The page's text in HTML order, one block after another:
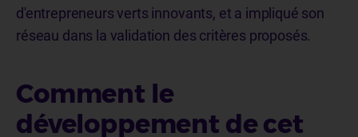
d'entrepreneurs verts innovants, et a impliqué son
réseau dans la validation des critères proposés.
Comment le
développement de cet